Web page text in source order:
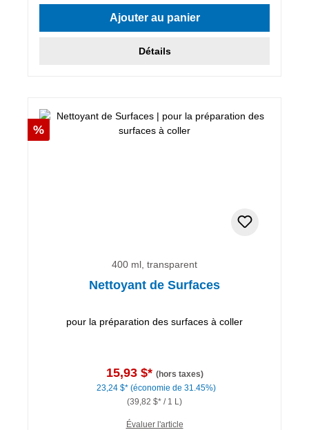
Ajouter au panier
Détails
Réduction
%
400 ml, transparent
Nettoyant de Surfaces
pour la préparation des surfaces à coller
15,93 $* (hors taxes)
23,24 $* (économie de 31.45%)
(39,82 $* / 1 L)
Évaluer l'article